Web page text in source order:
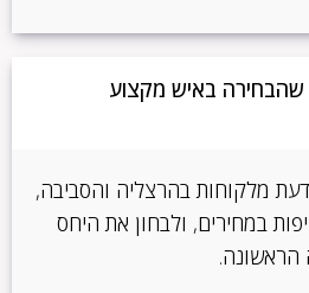
באיש מקצוע
מלקוחות בהרצליה והסביבה,
במחירים, ולבחון את היחס
הראשונה.